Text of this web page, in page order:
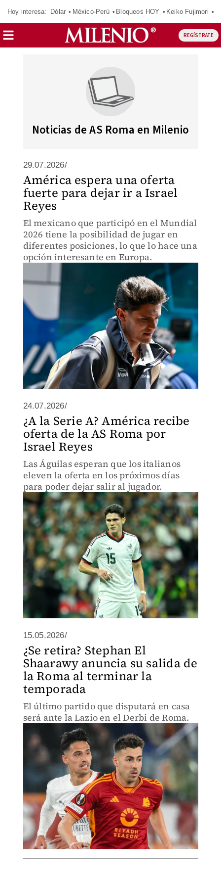
Hoy interesa: Dólar México-Perú Bloqueos HOY Keiko Fujimori
REGÍSTRATE
Noticias de AS Roma en Milenio
29.07.2026/
América espera una oferta
fuerte para dejar ir a Israel
Reyes
El mexicano que participó en el Mundial
2026 tiene la posibilidad de jugar en
diferentes posiciones, lo que lo hace una
opción interesante en Europa.
24.07.2026/
¿A la Serie A? América recibe
oferta de la AS Roma por
Israel Reyes
Las Águilas esperan que los italianos
eleven la oferta en los próximos días
para poder dejar salir al jugador.
15.05.2026/
¿Se retira? Stephan El
Shaarawy anuncia su salida de
la Roma al terminar la
temporada
El último partido que disputará en casa
será ante la Lazio en el Derbi de Roma.